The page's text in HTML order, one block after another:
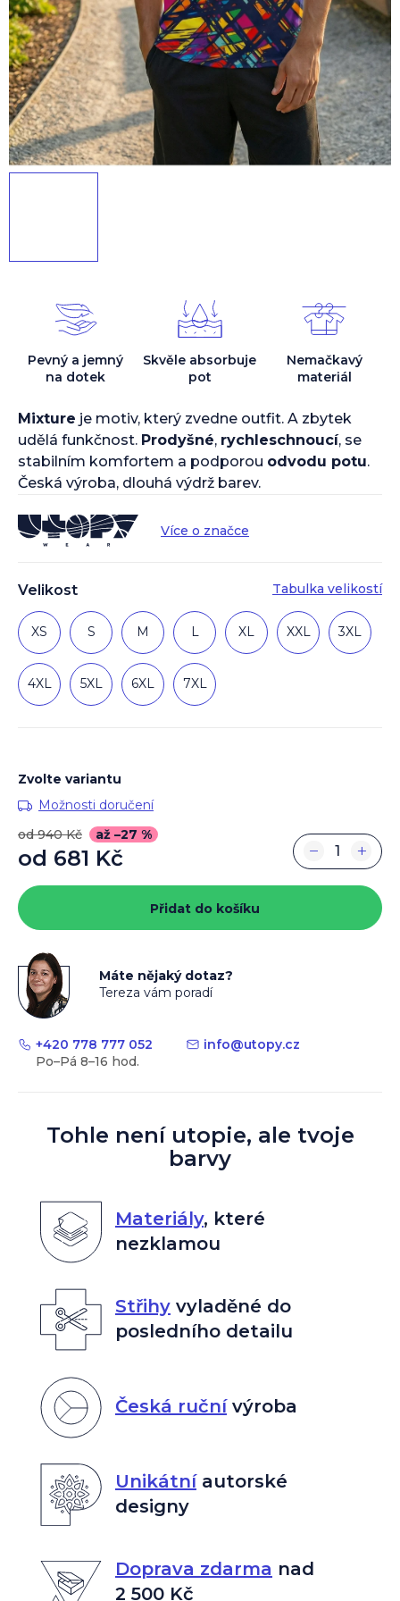
Velikost Tabulka velikostí
XS S M L XL XXL 3XL
4XL 5XL 6XL 7XL
Mixture je motiv, který zvedne outfit. A zbytek
udělá funkčnost. Prodyšné, rychleschnoucí, se
stabilním komfortem a podporou odvodu potu.
Česká výroba, dlouhá výdrž barev.
Více o značce
Pevný a jemný
na dotek
Skvěle absorbuje
pot
Nemačkavý
materiál
Zvolte variantu
Možnosti doručení
od 940 Kč
až –27 %
od 681 Kč
cena:
+
−
Přidat do košíku
Máte nějaký dotaz?
Tereza vám poradí
+420 778 777 052 info@utopy.cz
Tohle není utopie, ale tvoje
barvy
Materiály, které
nezklamou
Střihyvyladěné do
posledního detailu
Česká ručnívýroba
Unikátníautorské
designy
Doprava zdarma nad
2 500 Kč